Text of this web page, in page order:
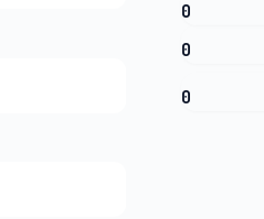
0
0
0